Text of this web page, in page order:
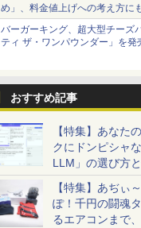
め」、料金値上げへの考え方に
バーガーキング、超大型チーズ
ティ ザ・ワンパウンダー」を発
おすすめ記事
【特集】あなた
クにドンピシャ
LLM」の選び方
【特集】あぢぃ
ぽ！千円の闘魂
るエアコンまで